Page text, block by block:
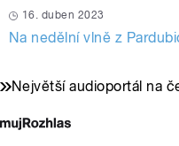
16. duben 2023
Na nedělní vlně z
Největší audioportál na